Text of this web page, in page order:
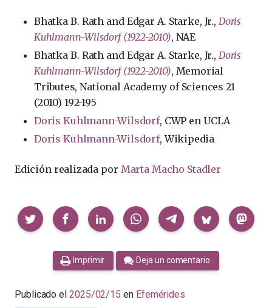
Bhatka B. Rath and Edgar A. Starke, Jr., Doris
Kuhlmann-Wilsdorf (1922-2010), NAE
Bhatka B. Rath and Edgar A. Starke, Jr., Doris
Kuhlmann-Wilsdorf (1922-2010), Memorial
Tributes, National Academy of Sciences 21
(2010) 192-195
Doris Kuhlmann-Wilsdorf, CWP en UCLA
Doris Kuhlmann-Wilsdorf, Wikipedia
Edición realizada por Marta Macho Stadler
Compartir
Imprimir Deja un comentario
Publicado el 2025/02/15 en Efemérides